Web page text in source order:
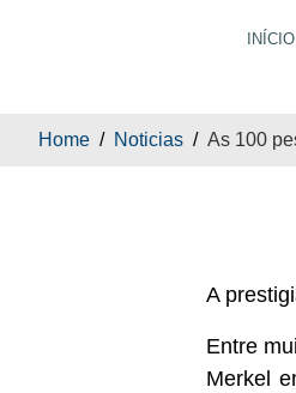
INÍCIO
As
Home Noticias As 100
A
Entre
Merkel